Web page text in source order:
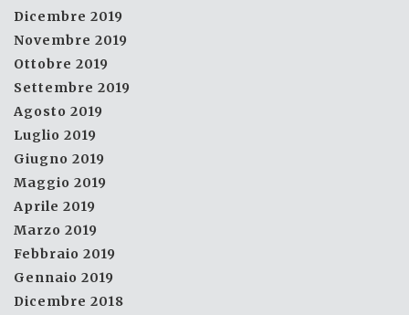
Dicembre 2019
Novembre 2019
Ottobre 2019
Settembre 2019
Agosto 2019
Luglio 2019
Giugno 2019
Maggio 2019
Aprile 2019
Marzo 2019
Febbraio 2019
Gennaio 2019
Dicembre 2018